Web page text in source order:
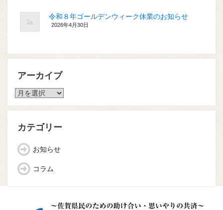
令和８年ゴールデンウィーク休業のお知らせ
2026年4月30日
アーカイブ
カテゴリー
お知らせ
コラム